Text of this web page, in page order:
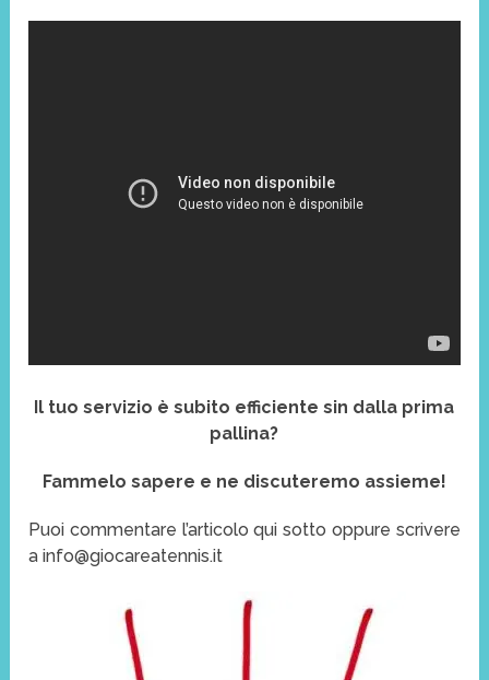
Il tuo servizio è subito efficiente sin dalla prima
pallina?
Fammelo sapere e ne discuteremo assieme!
Puoi commentare l’articolo qui sotto oppure scrivere
a info@giocareatennis.it